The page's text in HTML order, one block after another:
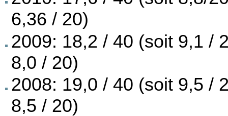
6,36 / 20)
2009: 18,2 / 40 (soit 9,1 /
8,0 / 20)
2008: 19,0 / 40 (soit 9,5 /
8,5 / 20)